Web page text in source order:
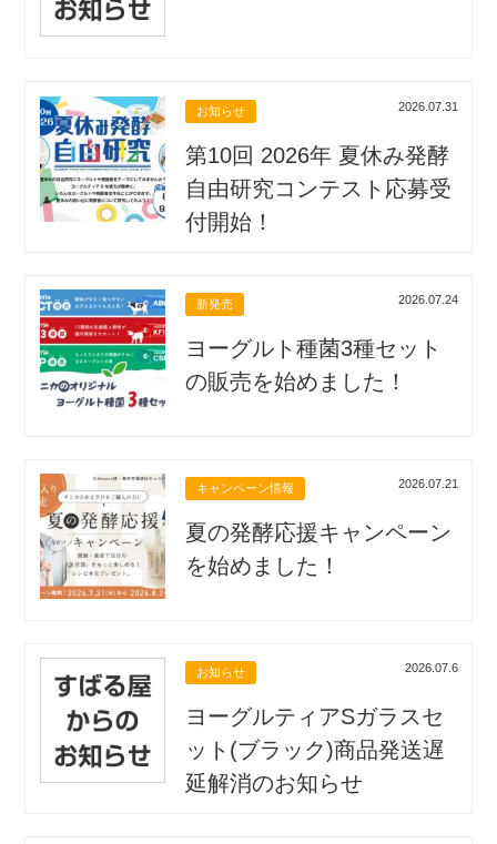
お知らせ 2026.07.31
第10回 2026年 夏休み発酵
自由研究コンテスト応募受
付開始！
新発売 2026.07.24
ヨーグルト種菌3種セット
の販売を始めました！
キャンペーン情報 2026.07.21
夏の発酵応援キャンペーン
を始めました！
お知らせ 2026.07.6
ヨーグルティアSガラスセ
ット(ブラック)商品発送遅
延解消のお知らせ